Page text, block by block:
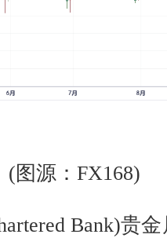
(图源：FX168)
Bank)贵